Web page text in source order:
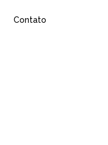
Contato